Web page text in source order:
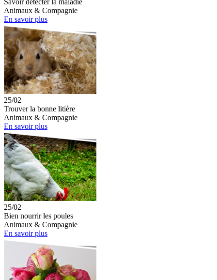
Animaux & Compagnie
En savoir plus
25/02
Trouver la bonne litière
Animaux & Compagnie
En savoir plus
25/02
Bien nourrir les poules
Animaux & Compagnie
En savoir plus